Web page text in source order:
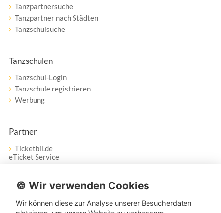
Tanzpartnersuche
Tanzpartner nach Städten
Tanzschulsuche
Tanzschulen
Tanzschul-Login
Tanzschule registrieren
Werbung
Partner
Ticketbil.de
eTicket Service
Vertrag widerrufen
🍪 Wir verwenden Cookies
Wir können diese zur Analyse unserer Besucherdaten